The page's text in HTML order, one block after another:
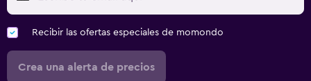
Recibir las ofertas especiales de momondo
Crea una alerta de precios